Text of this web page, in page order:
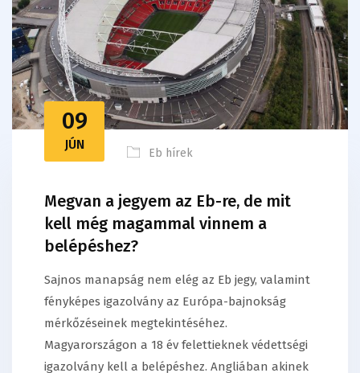
09
JÚN
Eb hírek
Megvan a jegyem az Eb-re, de mit
kell még magammal vinnem a
belépéshez?
Sajnos manapság nem elég az Eb jegy, valamint
fényképes igazolvány az Európa-bajnokság
mérkőzéseinek megtekintéséhez.
Magyarországon a 18 év felettieknek védettségi
igazolvány kell a belépéshez. Angliában akinek